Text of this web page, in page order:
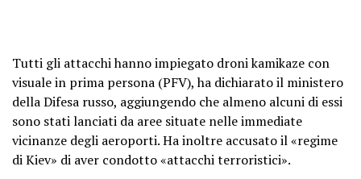
Tutti gli attacchi hanno impiegato droni kamikaze con
visuale in prima persona (PFV), ha dichiarato il ministero
della Difesa russo, aggiungendo che almeno alcuni di essi
sono stati lanciati da aree situate nelle immediate
vicinanze degli aeroporti. Ha inoltre accusato il «regime
di Kiev» di aver condotto «attacchi terroristici».